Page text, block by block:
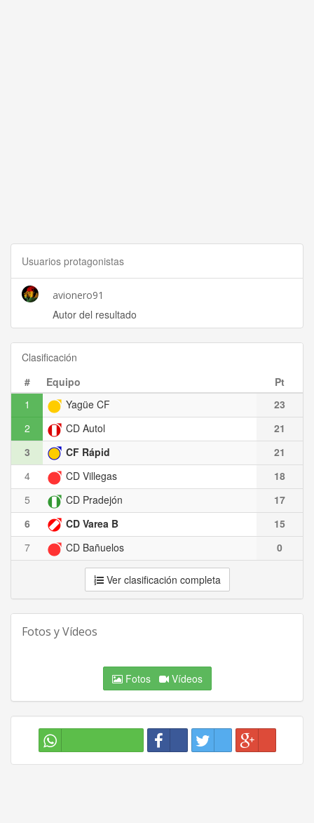
Usuarios protagonistas
avionero91
Autor del resultado
Clasificación
#
Equipo
Pt
1
Yagüe CF
23
2
CD Autol
21
3
CF Rápid
21
4
CD Villegas
18
5
CD Pradejón
17
6
CD Varea B
15
7
CD Bañuelos 0
Ver clasificación completa
Fotos y Vídeos
Fotos Vídeos